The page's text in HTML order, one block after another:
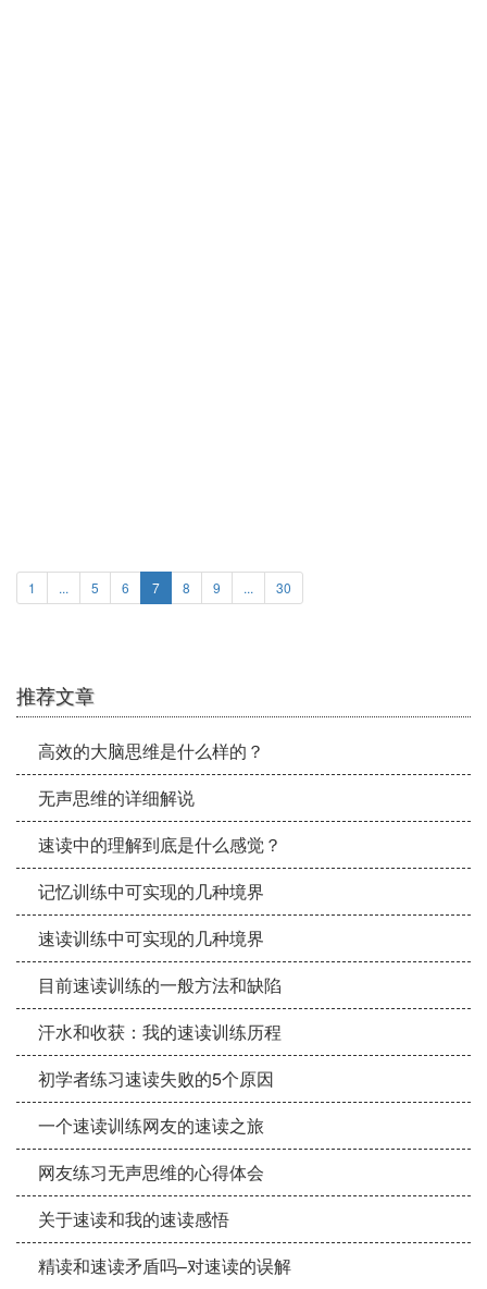
1 ... 5 6 7 8 9 ... 30
推荐文章
高效的大脑思维是什么样的？
无声思维的详细解说
速读中的理解到底是什么感觉？
记忆训练中可实现的几种境界
速读训练中可实现的几种境界
目前速读训练的一般方法和缺陷
汗水和收获：我的速读训练历程
初学者练习速读失败的5个原因
一个速读训练网友的速读之旅
网友练习无声思维的心得体会
关于速读和我的速读感悟
精读和速读矛盾吗–对速读的误解